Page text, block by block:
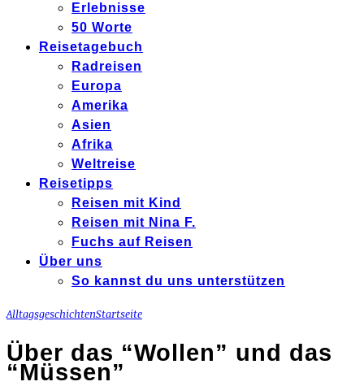
Erlebnisse
50 Worte
Reisetagebuch
Radreisen
Europa
Amerika
Asien
Afrika
Weltreise
Reisetipps
Reisen mit Kind
Reisen mit Nina F.
Fuchs auf Reisen
Über uns
So kannst du uns unterstützen
AlltagsgeschichtenStartseite
Über das “Wollen” und das
“Müssen”